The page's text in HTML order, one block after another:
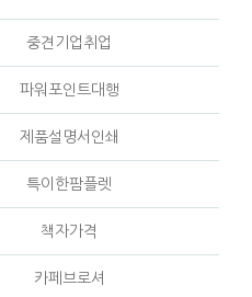
중견기업취업
파워포인트대행
제품설명서인쇄
특이한팜플렛
책자가격
카페브로셔